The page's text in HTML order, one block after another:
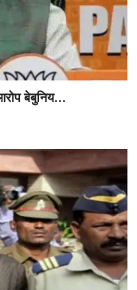
बेबुनिय...